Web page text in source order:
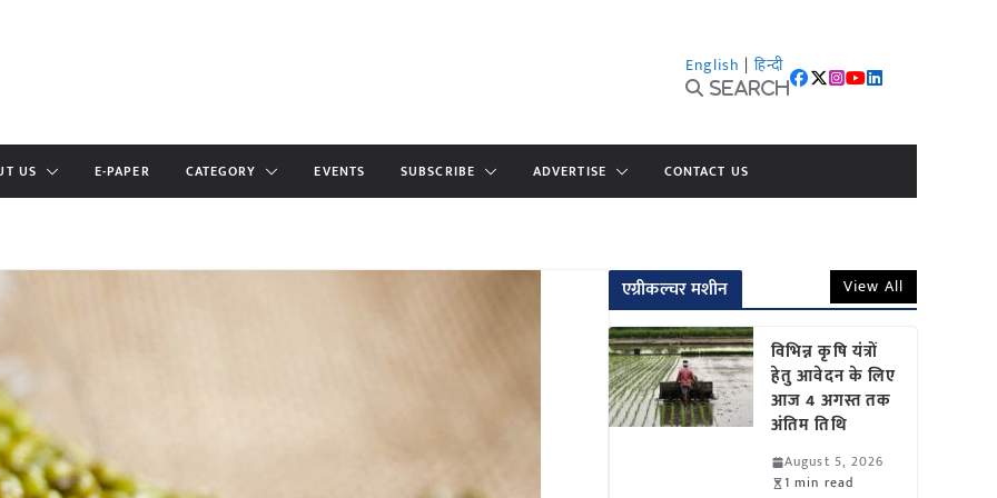
English | हिन्दी
Search
US E-PAPER CATEGORY EVENTS SUBSCRIBE ADVERTISE CONTACT US
एग्रीकल्चर मशीन View All
विभिन्न कृषि यंत्रों
हेतु आवेदन के लिए
आज 4 अगस्त तक
अंतिम तिथि
August 5, 2026
1 min read